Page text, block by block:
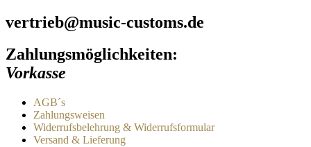
vertrieb@music-customs.de
Zahlungsmöglichkeiten:
Vorkasse
AGB´s
Zahlungsweisen
Widerrufsbelehrung & Widerrufsformular
Versand & Lieferung